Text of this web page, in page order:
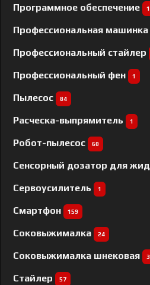
Программное обеспечение 1
Профессиональная
Профессиональный cтайлер
Профессиональный фен 1
Пылесос 84
Расческа-выпрямитель 1
Робот-пылесос 60
Сенсорный дозатор для
Сервоусилитель 1
Смартфон 159
Соковыжималка 24
Соковыжималка шнековая 3
Стайлер 57